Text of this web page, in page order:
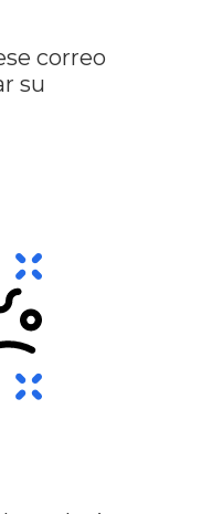
correo
su